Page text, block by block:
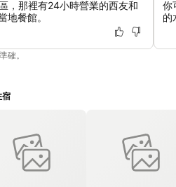
，那裡有24小時營業的西友和
地餐館。
你
的
確。
宿